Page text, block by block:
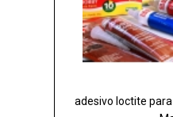
adesivo loctite